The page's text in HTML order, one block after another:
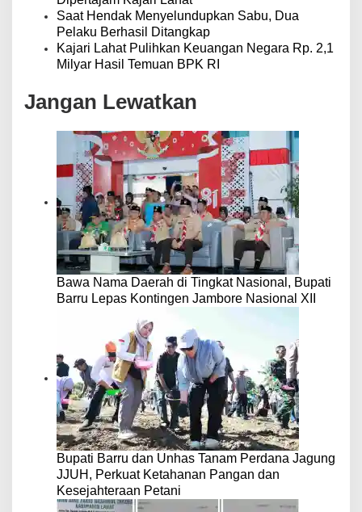
Saat Hendak Menyelundupkan Sabu, Dua
Pelaku Berhasil Ditangkap
Kajari Lahat Pulihkan Keuangan Negara Rp. 2,1
Milyar Hasil Temuan BPK RI
Jangan Lewatkan
Bawa Nama Daerah di Tingkat Nasional, Bupati
Barru Lepas Kontingen Jambore Nasional XII
Bupati Barru dan Unhas Tanam Perdana Jagung
JJUH, Perkuat Ketahanan Pangan dan
Kesejahteraan Petani